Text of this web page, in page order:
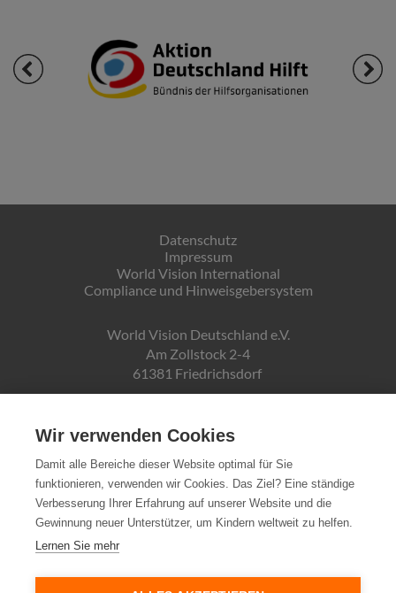
Datenschutz
Impressum
World Vision International
Compliance und Hinweisgebersystem
World Vision Deutschland e.V.
Am Zollstock 2-4
61381 Friedrichsdorf
DE19ZZZ00000150171
Spendenkonto:
Pax-Bank für Kirche und Caritas eG
IBAN DE72370601934010500007
Wir verwenden Cookies
Damit alle Bereiche dieser Website optimal für Sie
funktionieren, verwenden wir Cookies. Das Ziel? Eine ständige
Verbesserung Ihrer Erfahrung auf unserer Website und die
Gewinnung neuer Unterstützer, um Kindern weltweit zu helfen.
Lernen Sie mehr